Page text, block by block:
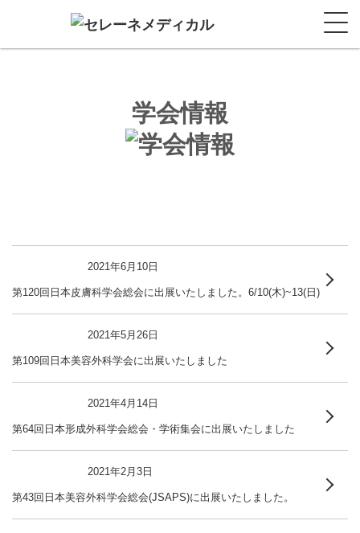
学会情報
2021年6月10日
第120回日本皮膚科学会総会に出展いたしました。6/10(木)~13(日)
2021年5月26日
第109回日本美容外科学会に出展いたしました
2021年4月14日
第64回日本形成外科学会総会・学術集会に出展いたしました
2021年2月3日
第43回日本美容外科学会総会(JSAPS)に出展いたしました。